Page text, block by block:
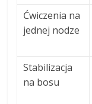
Ćwiczenia na
jednej nodze
Stabilizacja
na bosu